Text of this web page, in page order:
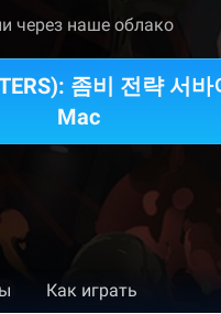
через наше облако
좀비 전략 서
Mac
Как играть